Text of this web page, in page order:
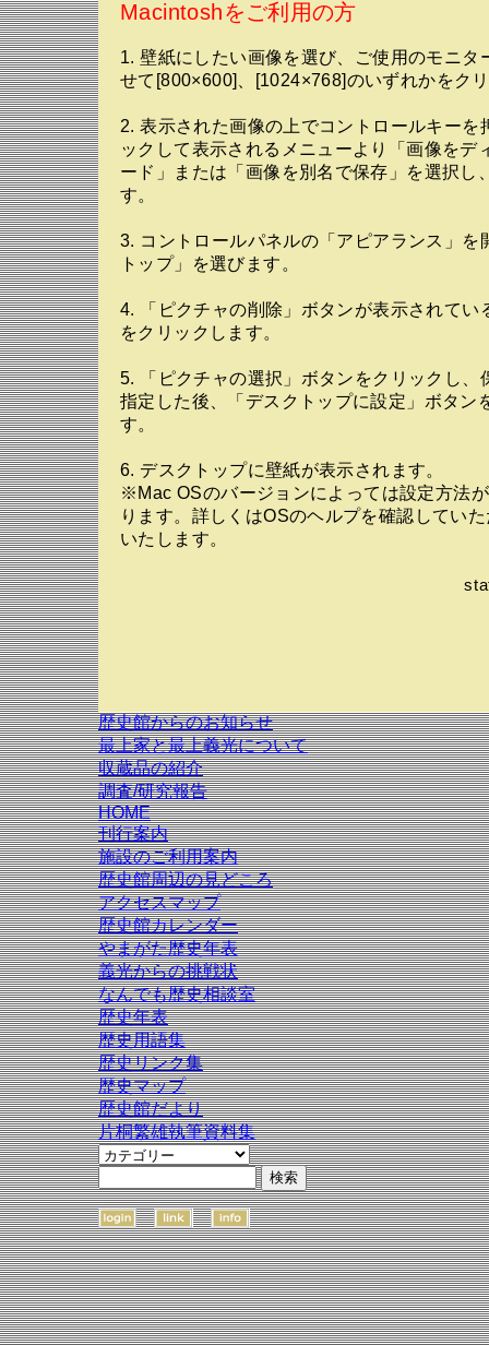
Macintoshをご利用の方
1. 壁紙にしたい画像を選び、ご使用のモニタ
せて[800×600]、[1024×768]のいずれかをク
2. 表示された画像の上でコントロールキーを
ックして表示されるメニューより「画像をデ
ード」または「画像を別名で保存」を選択し
す。
3. コントロールパネルの「アピアランス」を
トップ」を選びます。
4. 「ピクチャの削除」ボタンが表示されてい
をクリックします。
5. 「ピクチャの選択」ボタンをクリックし、
指定した後、「デスクトップに設定」ボタン
す。
6. デスクトップに壁紙が表示されます。
※Mac OSのバージョンによっては設定方法
ります。詳しくはOSのヘルプを確認してい
いたします。
歴史館からのお知らせ
最上家と最上義光について
収蔵品の紹介
調査/研究報告
HOME
刊行案内
施設のご利用案内
歴史館周辺の見どころ
アクセスマップ
歴史館カレンダー
やまがた歴史年表
義光からの挑戦状
なんでも歴史相談室
歴史年表
歴史用語集
歴史リンク集
歴史マップ
歴史館だより
片桐繁雄執筆資料集